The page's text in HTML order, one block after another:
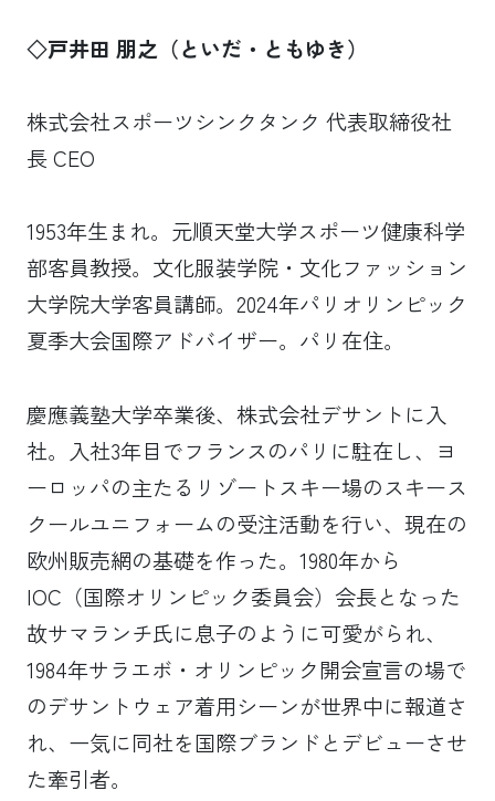
◇戸井田 朋之（といだ・ともゆき）
株式会社スポーツシンクタンク 代表取締役社
長 CEO
1953年生まれ。元順天堂大学スポーツ健康科学
部客員教授。文化服装学院・文化ファッション
大学院大学客員講師。2024年パリオリンピック
夏季大会国際アドバイザー。パリ在住。
慶應義塾大学卒業後、株式会社デサントに入
社。入社3年目でフランスのパリに駐在し、ヨ
ーロッパの主たるリゾートスキー場のスキース
クールユニフォームの受注活動を行い、現在の
欧州販売網の基礎を作った。1980年から
IOC（国際オリンピック委員会）会長となった
故サマランチ氏に息子のように可愛がられ、
1984年サラエボ・オリンピック開会宣言の場で
のデサントウェア着用シーンが世界中に報道さ
れ、一気に同社を国際ブランドとデビューさせ
た牽引者。